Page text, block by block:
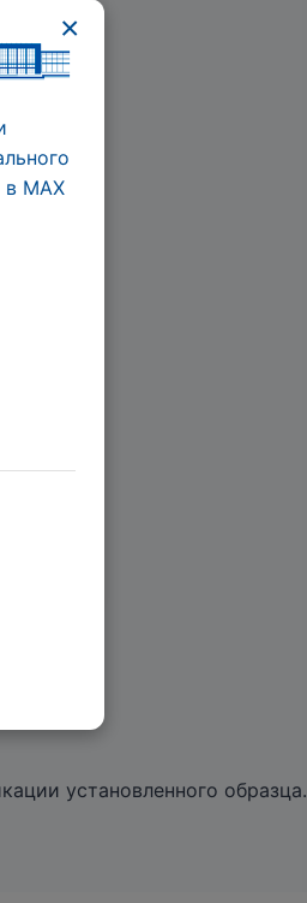
установленного образца.
×
в МАХ